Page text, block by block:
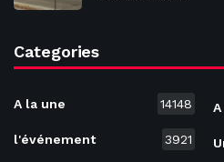
Categories
A la une 14148
l'événement 3921